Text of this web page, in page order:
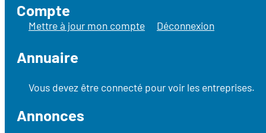
Compte
Mettre à jour mon compte Déconnexion
Annuaire
Vous devez être connecté pour voir les entreprises.
Annonces